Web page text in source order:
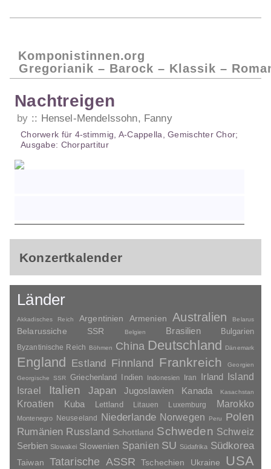
Komponistinnen.org
Gregorianik – Barock – Klassik –
Nachtreigen
by Hensel-Mendelssohn, Fanny
Chorwerk für 4-stimmig A-Cappella ,Gemischter Chor;
Ausgabe: Chorpartitur
Konzertkalender
Länder
Akkadisches Reich Argentinien Armenien Australien Belarus
Belarussiche SSR Belgien Brasilien Bulgarien
Byzantinische Reich Böhmen China Deutschland Dänemark
England Estland Finnland Frankreich
Georgien
Georgische SSR
Griechenland Indien Indonesien Iran Irland
Island
Israel
Italien Japan Jugoslawien Kanada Kasachstan
Kroatien Kuba Lettland Litauen Luxemburg Marokko
Montenegro Neuseeland Niederlande Norwegen Peru
Polen
Rumänien Russland Schottland Schweden Schweiz
Serbien Slowakei Slowenien Spanien SU Südafrika Südkorea
Taiwan Tatarische ASSR Tschechien Ukraine USA